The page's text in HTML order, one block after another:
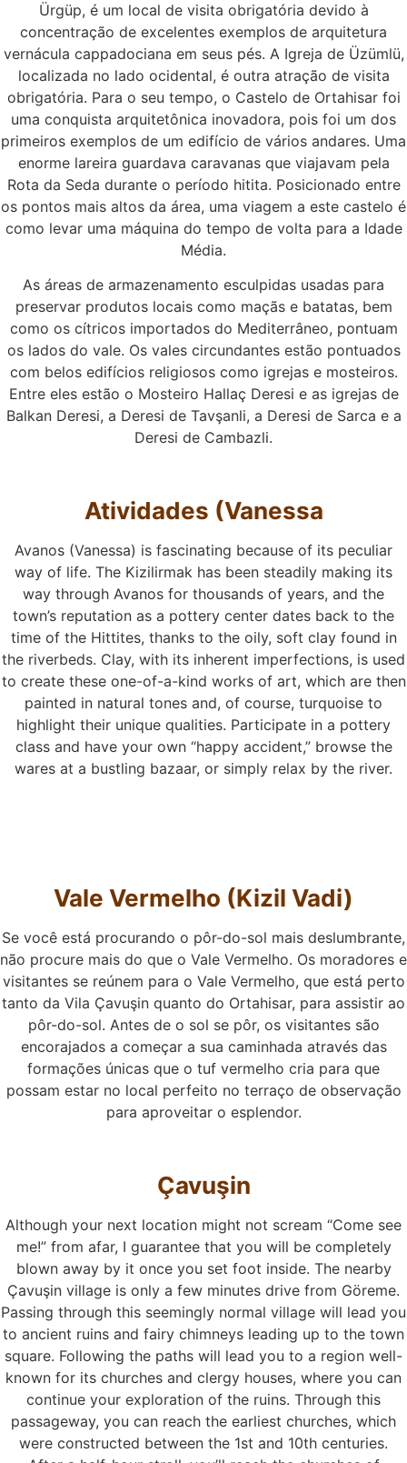
Ürgüp, é um local de visita obrigatória devido à
concentração de excelentes exemplos de arquitetura
vernácula cappadociana em seus pés. A Igreja de Üzümlü,
localizada no lado ocidental, é outra atração de visita
obrigatória. Para o seu tempo, o Castelo de Ortahisar foi
uma conquista arquitetônica inovadora, pois foi um dos
primeiros exemplos de um edifício de vários andares. Uma
enorme lareira guardava caravanas que viajavam pela
Rota da Seda durante o período hitita. Posicionado entre
os pontos mais altos da área, uma viagem a este castelo é
como levar uma máquina do tempo de volta para a Idade
Média.
As áreas de armazenamento esculpidas usadas para
preservar produtos locais como maçãs e batatas, bem
como os cítricos importados do Mediterrâneo, pontuam
os lados do vale. Os vales circundantes estão pontuados
com belos edifícios religiosos como igrejas e mosteiros.
Entre eles estão o Mosteiro Hallaç Deresi e as igrejas de
Balkan Deresi, a Deresi de Tavşanli, a Deresi de Sarca e a
Deresi de Cambazli.
Atividades (Vanessa
Avanos (Vanessa) is fascinating because of its peculiar
way of life. The Kizilirmak has been steadily making its
way through Avanos for thousands of years, and the
town’s reputation as a pottery center dates back to the
time of the Hittites, thanks to the oily, soft clay found in
the riverbeds. Clay, with its inherent imperfections, is used
to create these one-of-a-kind works of art, which are then
painted in natural tones and, of course, turquoise to
highlight their unique qualities. Participate in a pottery
class and have your own “happy accident,” browse the
wares at a bustling bazaar, or simply relax by the river.
Vale Vermelho (Kizil Vadi)
Se você está procurando o pôr-do-sol mais deslumbrante,
não procure mais do que o Vale Vermelho. Os moradores e
visitantes se reúnem para o Vale Vermelho, que está perto
tanto da Vila Çavuşin quanto do Ortahisar, para assistir ao
pôr-do-sol. Antes de o sol se pôr, os visitantes são
encorajados a começar a sua caminhada através das
formações únicas que o tuf vermelho cria para que
possam estar no local perfeito no terraço de observação
para aproveitar o esplendor.
Çavuşin
Although your next location might not scream “Come see
me!” from afar, I guarantee that you will be completely
blown away by it once you set foot inside. The nearby
Çavuşin village is only a few minutes drive from Göreme.
Passing through this seemingly normal village will lead you
to ancient ruins and fairy chimneys leading up to the town
square. Following the paths will lead you to a region well-
known for its churches and clergy houses, where you can
continue your exploration of the ruins. Through this
passageway, you can reach the earliest churches, which
were constructed between the 1st and 10th centuries.